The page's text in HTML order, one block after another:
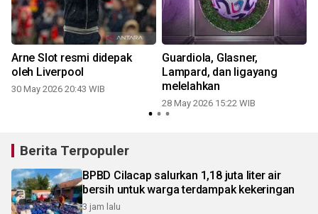
Arne Slot resmi didepak
oleh Liverpool
30 May 2026 20:43 WIB
Guardiola, Glasner,
Lampard, dan ligayang
melelahkan
28 May 2026 15:22 WIB
Berita Terpopuler
BPBD Cilacap salurkan 1,18 juta liter air
bersih untuk warga terdampak kekeringan
3 jam lalu